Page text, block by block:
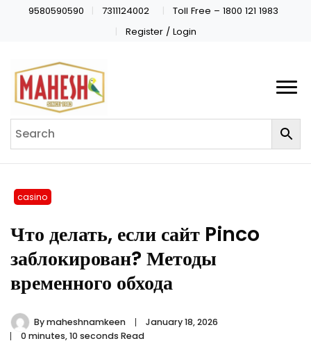
9580590590 7311124002
Toll Free – 1800 121 1983
Register / Login
casino
Что делать, если сайт Pinco
заблокирован? Методы
временного обхода
Bymaheshnamkeen
January 18, 2026
0 minutes, 10 seconds Read